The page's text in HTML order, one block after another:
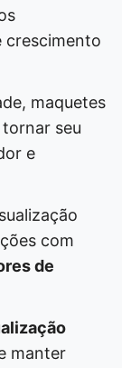
crescimento
maquetes
seu
e
com
de
manter